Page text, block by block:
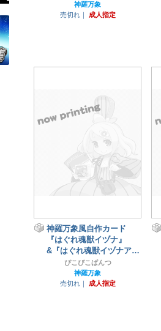
神羅万象
売切れ｜
成人指定
神羅万象風自作カード
『はぐれ魂獣イヅナ』
&『はぐれ魂獣イヅナアナ
ザー』2枚セット
ぴこぴこぱんつ
神羅万象
売切れ｜
成人指定